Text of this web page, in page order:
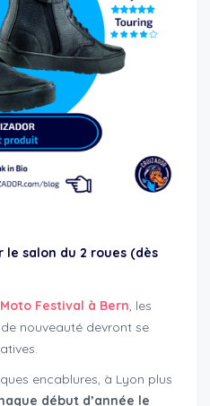
le salon du 2 roues (dès
Festival à Bern, les
nouveauté devront se
encablures, à Lyon plus
début d’année le